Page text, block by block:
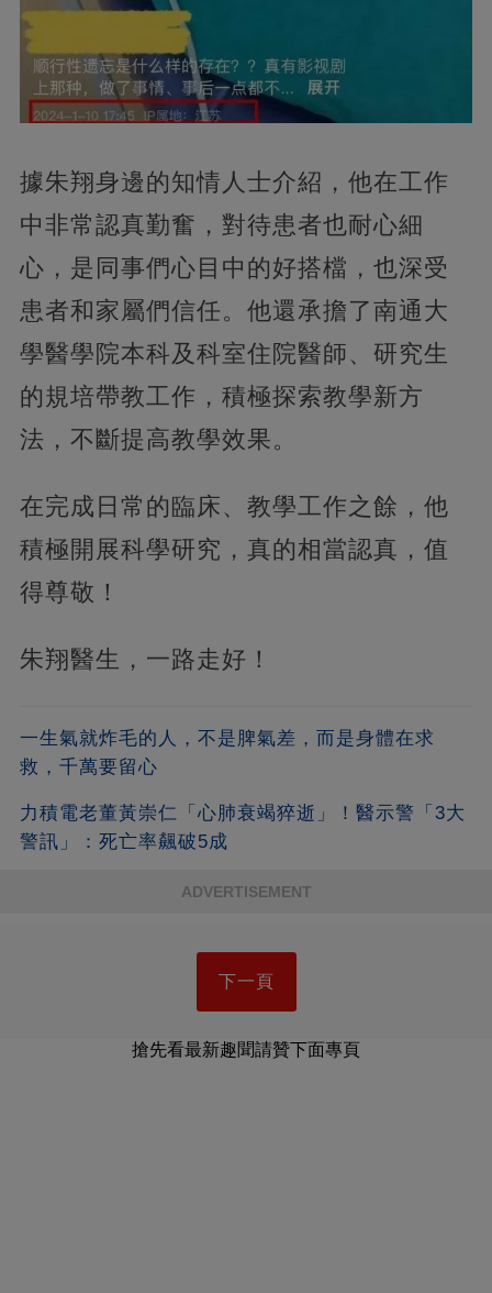
據朱翔身邊的知情人士介紹，他在工作
中非常認真勤奮，對待患者也耐心細
心，是同事們心目中的好搭檔，也深受
患者和家屬們信任。他還承擔了南通大
學醫學院本科及科室住院醫師、研究生
的規培帶教工作，積極探索教學新方
法，不斷提高教學效果。
在完成日常的臨床、教學工作之餘，他
積極開展科學研究，真的相當認真，值
得尊敬！
朱翔醫生，一路走好！
一生氣就炸毛的人，不是脾氣差，而是身體在求
救，千萬要留心
力積電老董黃崇仁「心肺衰竭猝逝」！醫示警「3大
警訊」：死亡率飆破5成
ADVERTISEMENT
下一頁
搶先看最新趣聞請贊下面專頁